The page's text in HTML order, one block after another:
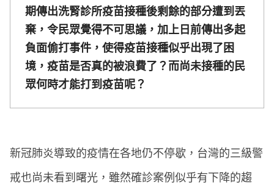
期傳出洗腎診所疫苗接種後剩餘的部分遭到丟
棄，令民眾覺得不可思議，加上日前傳出多起
負面偷打事件，使得疫苗接種似乎出現了困
境，疫苗是否真的被浪費了？而尚未接種的民
眾何時才能打到疫苗呢？
新冠肺炎導致的疫情在各地仍不停歇，台灣的三級警
戒也尚未看到曙光，雖然確診案例似乎有下降的趨